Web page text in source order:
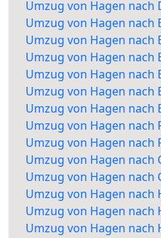
Umzug von Hagen
Umzug von Hagen nach
Umzug von Hagen nach
Umzug von Hagen nach
Umzug von Hagen nach
Umzug von Hagen nach
Umzug von Hagen nach
Umzug von Hagen nach
Umzug von Hagen nach
Umzug von Hagen nach
Umzug von Hagen nach
Umzug von Hagen nach
Umzug von Hagen nach
Umzug von Hagen nach